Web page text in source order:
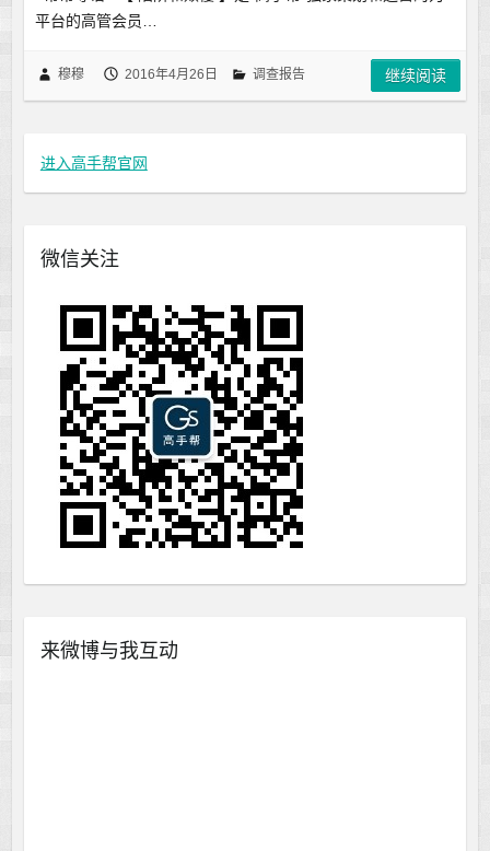
平台的高管会员…
穆穆 2016年4月26日 调查报告 继续阅读
进入高手帮官网
微信关注
来微博与我互动